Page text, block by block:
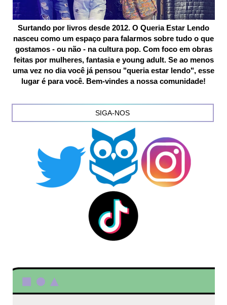
Surtando por livros desde 2012. O Queria Estar Lendo
nasceu como um espaço para falarmos sobre tudo o que
gostamos - ou não - na cultura pop. Com foco em obras
feitas por mulheres, fantasia e young adult. Se ao menos
uma vez no dia você já pensou "queria estar lendo", esse
lugar é para você. Bem-vindes a nossa comunidade!
SIGA-NOS